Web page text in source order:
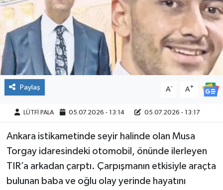
Paylaş A- A+
LÜTFİ PALA 05.07.2026 - 13:14 05.07.2026 - 13:17
Ankara istikametinde seyir halinde olan Musa
Torgay idaresindeki otomobil, önünde ilerleyen
TIR’a arkadan çarptı. Çarpışmanın etkisiyle araçta
bulunan baba ve oğlu olay yerinde hayatını